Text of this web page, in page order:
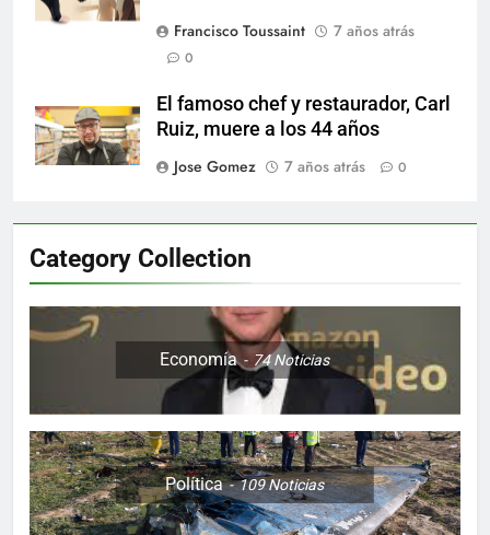
Francisco Toussaint
7 años atrás
0
El famoso chef y restaurador, Carl
Ruiz, muere a los 44 años
Jose Gomez
7 años atrás 0
Category Collection
Economía 74Noticias
Política 109Noticias